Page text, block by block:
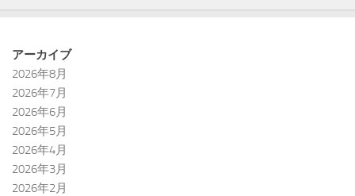
アーカイブ
2026年8月
2026年7月
2026年6月
2026年5月
2026年4月
2026年3月
2026年2月